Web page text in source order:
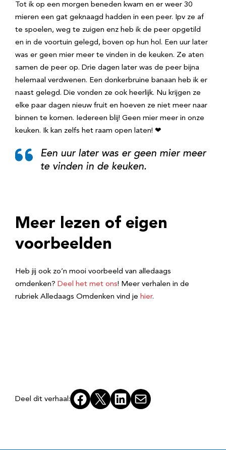
Tot ik op een morgen beneden kwam en er weer 30
mieren een gat geknaagd hadden in een peer. Ipv ze af
te spoelen, weg te zuigen enz heb ik de peer opgetild
en in de voortuin gelegd, boven op hun hol. Een uur later
was er geen mier meer te vinden in de keuken. Ze aten
samen de peer op. Drie dagen later was de peer bijna
helemaal verdwenen. Een donkerbruine banaan heb ik er
naast gelegd. Die vonden ze ook heerlijk. Nu krijgen ze
elke paar dagen nieuw fruit en hoeven ze niet meer naar
binnen te komen. Iedereen blij! Geen mier meer in onze
keuken. Ik kan zelfs het raam open laten! ❤
Een uur later was er geen mier meer
te vinden in de keuken.
Meer lezen of eigen
voorbeelden
Heb jij ook zo’n mooi voorbeeld van alledaags
omdenken? Deel het met ons! Meer verhalen in de
rubriek Alledaags Omdenken vind je hier.
Deel dit verhaal: Facebook
X LinkedInE-mail